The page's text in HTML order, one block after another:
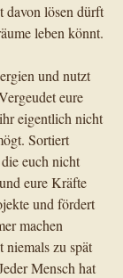
davon lösen dürft
leben könnt.
und nutzt
eure
eigentlich nicht
Sortiert
euch nicht
eure Kräfte
und fördert
machen
niemals zu spät
Mensch hat